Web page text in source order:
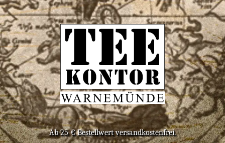
Ab 25 € Bestell­wert versandkostenfrei.